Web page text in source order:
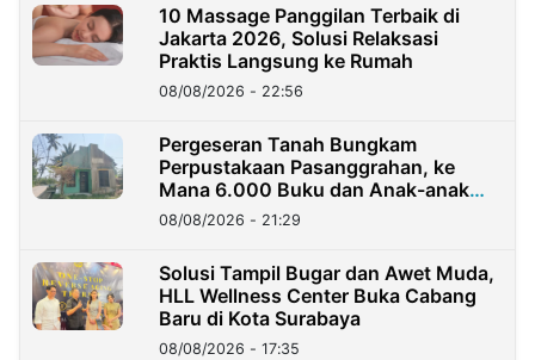
10 Massage Panggilan Terbaik di
Jakarta 2026, Solusi Relaksasi
Praktis Langsung ke Rumah
08/08/2026 - 22:56
Pergeseran Tanah Bungkam
Perpustakaan Pasanggrahan, ke
Mana 6.000 Buku dan Anak-anak
Kini?
08/08/2026 - 21:29
Solusi Tampil Bugar dan Awet Muda,
HLL Wellness Center Buka Cabang
Baru di Kota Surabaya
08/08/2026 - 17:35